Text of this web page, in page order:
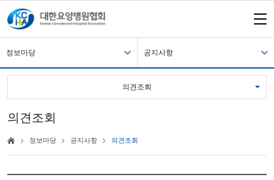
정보마당 공지사항
의견조회
의견조회
정보마당 공지사항 의견조회